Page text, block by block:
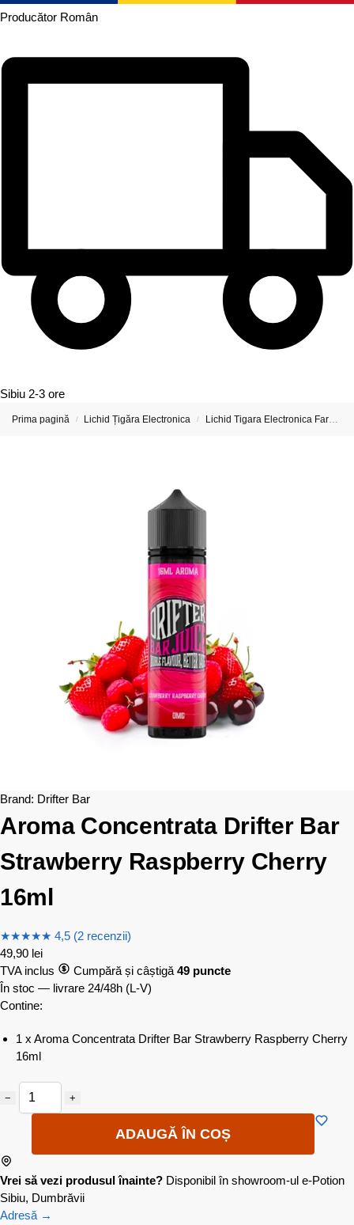
Producător Român
Sibiu 2-3 ore
Prima pagină / Lichid Țigăra Electronica / Lichid Tigara Electronica Fara Nicotina
Brand: Drifter Bar
Aroma Concentrata Drifter Bar
Strawberry Raspberry Cherry
16ml
★★★★★ 4,5 (2 recenzii)
49,90 lei
TVA inclus
Cumpără și câștigă 49 puncte
În stoc — livrare 24/48h (L-V)
Contine:
1 x Aroma Concentrata Drifter Bar Strawberry Raspberry Cherry
16ml
− +
ADAUGĂ ÎN COȘ
Vrei să vezi produsul înainte? Disponibil în showroom-ul e-Potion
Sibiu, Dumbrăvii
Adresă →